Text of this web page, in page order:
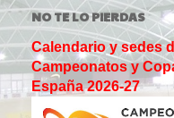
NO TE LO PIERDAS
Calendario y sedes
Campeonatos y
España 2026-27